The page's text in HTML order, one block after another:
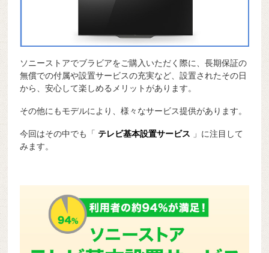
ソニーストアでブラビアをご購入いただく際に、長期保証の
無償での付属や設置サービスの充実など、設置されたその日
から、安心して楽しめるメリットがあります。
その他にもモデルにより、様々なサービス提供があります。
今回はその中でも「 テレビ基本設置サービス 」に注目して
みます。